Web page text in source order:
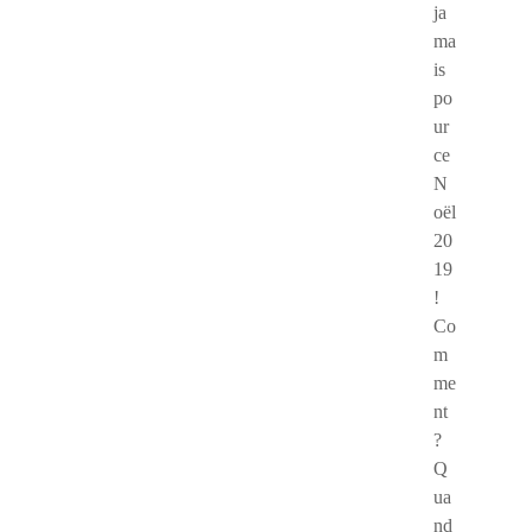
ja
ma
is
po
ur
ce
N
oël
20
19
!
Co
m
me
nt
?
Q
ua
nd